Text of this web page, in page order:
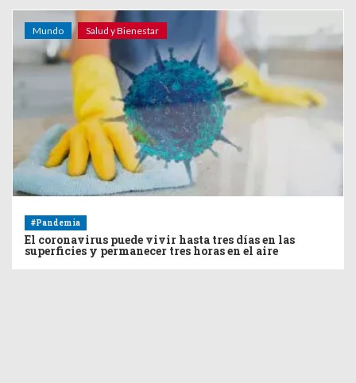
Mundo Salud y Bienestar
#Pandemia
El coronavirus puede vivir hasta tres días en las
superficies y permanecer tres horas en el aire